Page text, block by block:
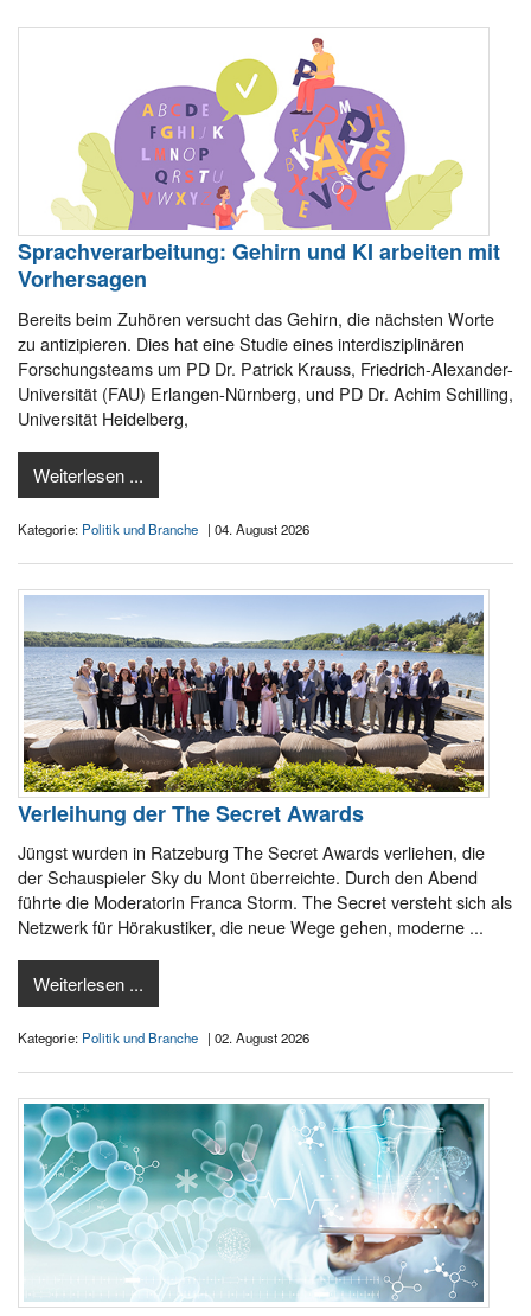
Sprachverarbeitung: Gehirn und KI arbeiten mit
Vorhersagen
Bereits beim Zuhören versucht das Gehirn, die nächsten Worte
zu antizipieren. Dies hat eine Studie eines interdisziplinären
Forschungsteams um PD Dr. Patrick Krauss, Friedrich-Alexander-
Universität (FAU) Erlangen-Nürnberg, und PD Dr. Achim Schilling,
Universität Heidelberg,
Weiterlesen ...
Kategorie: Politik und Branche | 04. August 2026
Verleihung der The Secret Awards
Jüngst wurden in Ratzeburg The Secret Awards verliehen, die
der Schauspieler Sky du Mont überreichte. Durch den Abend
führte die Moderatorin Franca Storm. The Secret versteht sich als
Netzwerk für Hörakustiker, die neue Wege gehen, moderne ...
Weiterlesen ...
Kategorie: Politik und Branche | 02. August 2026